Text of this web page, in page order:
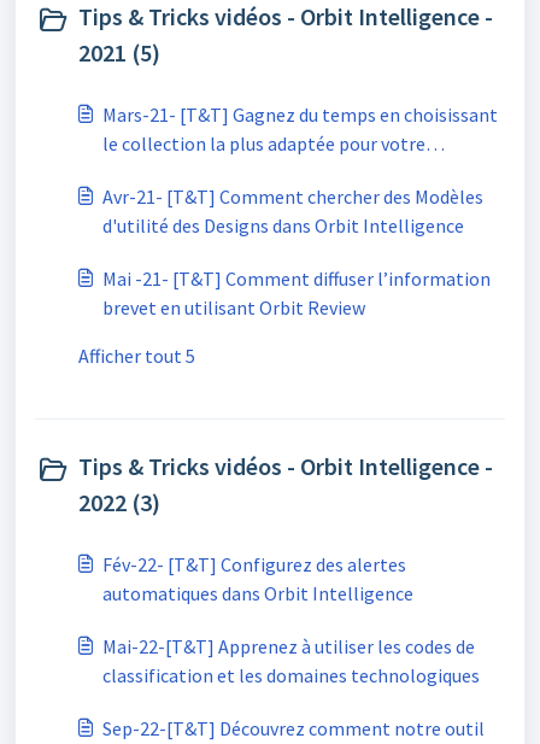
Tips & Tricks vidéos - Orbit Intelligence -
2021 (5)
Mars-21- [T&T] Gagnez du temps en choisissant
le collection la plus adaptée pour votre
Avr-21- [T&T] Comment chercher des Modèles
d'utilité des Designs dans Orbit Intelligence
Mai -21- [T&T] Comment diffuser l’information
brevet en utilisant Orbit Review
Afficher tout 5
Tips & Tricks vidéos - Orbit Intelligence -
2022 (3)
Fév-22- [T&T] Configurez des alertes
automatiques dans Orbit Intelligence
Mai-22-[T&T] Apprenez à utiliser les codes de
classification et les domaines technologiques
Sep-22-[T&T] Découvrez comment notre outil